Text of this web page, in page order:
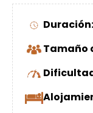
Duración:
Tamaño